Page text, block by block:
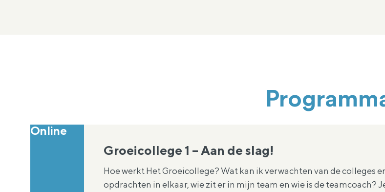
Online
Groeicollege 1 – Aan de slag!
Hoe werkt Het Groeicollege? Wat kan ik verwachten van de colleges
opdrachten in elkaar, wie zit er in mijn team en wie is de teamcoach?